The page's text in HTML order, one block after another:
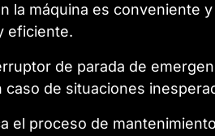
la máquina es conveniente
eficiente.
de parada de
de situaciones
el proceso de